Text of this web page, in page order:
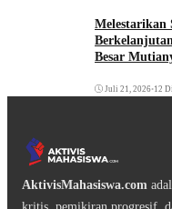
Melestarikan
Besar
Juli 21, 2026•12
AktivisMahasiswa.com